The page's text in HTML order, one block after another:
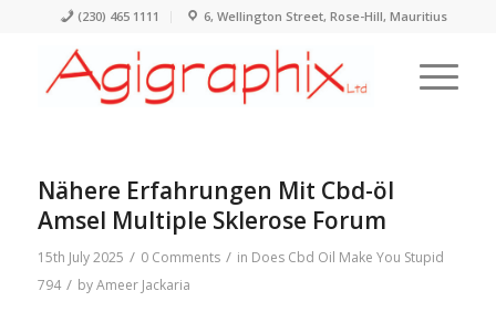
(230) 465 1111 6, Wellington Street, Rose-Hill, Mauritius
Nähere Erfahrungen Mit Cbd-öl
Amsel Multiple Sklerose Forum
15th July 2025 / 0 Comments / in Does Cbd Oil Make You Stupid
794 / byAmeer Jackaria